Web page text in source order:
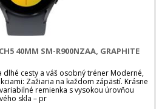
40MM SM-R900NZAA, GRAPHITE
dlhé cesty a váš osobný tréner Moderné,
Zažiaria na každom zápästí. Krásne
remienka s vysokou úrovňou
skla – pr